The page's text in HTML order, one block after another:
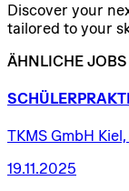
Discover your
tailored to your
ÄHNLICHE JOBS
TKMS GmbH
19.11.2025